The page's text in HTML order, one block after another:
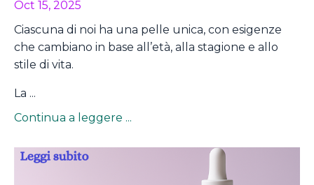
Oct 15, 2025
Ciascuna di noi ha una pelle unica, con esigenze
che cambiano in base all’età, alla stagione e allo
stile di vita.
La ...
Continua a leggere ...